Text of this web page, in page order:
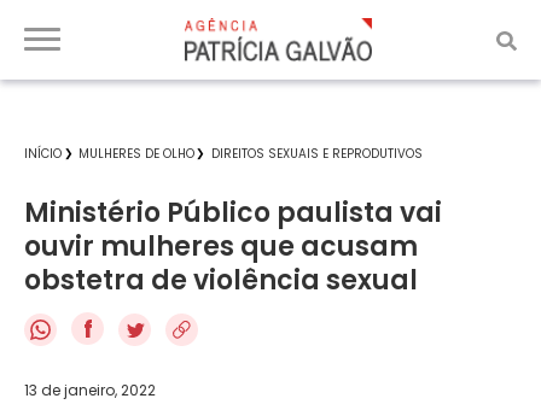
INÍCIO MULHERES DE OLHO DIREITOS SEXUAIS E REPRODUTIVOS
Ministério Público paulista vai
ouvir mulheres que acusam
obstetra de violência sexual
f
13 de janeiro, 2022